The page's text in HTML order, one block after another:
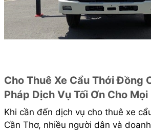
Cho Thuê Xe Cẩu Thới Đồng
Pháp Dịch Vụ Tối Ơn Cho Mọi
Khi cần đến dịch vụ cho thuê xe
Cần Thơ, nhiều người dân và